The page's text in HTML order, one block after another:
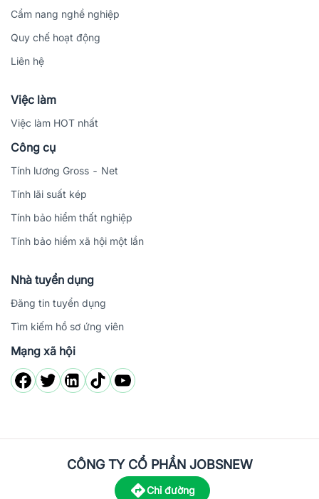
Cẩm nang nghề nghiệp
Quy chế hoạt động
Liên hệ
Việc làm
Việc làm HOT nhất
Công cụ
Tính lương Gross - Net
Tính lãi suất kép
Tính bảo hiểm thất nghiệp
Tính bảo hiểm xã hội một lần
Nhà tuyển dụng
Đăng tin tuyển dụng
Tìm kiếm hồ sơ ứng viên
Mạng xã hội
CÔNG TY CỔ PHẦN JOBSNEW
Chỉ đường